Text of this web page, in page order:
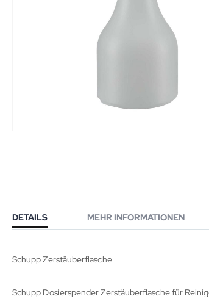
DETAILS
Schupp Zerstäuberflasche
Schupp Dosierspender Zerstäuberflasche für
MEHR INFORMATIONEN